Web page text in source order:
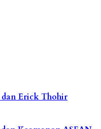
Erick Thohir